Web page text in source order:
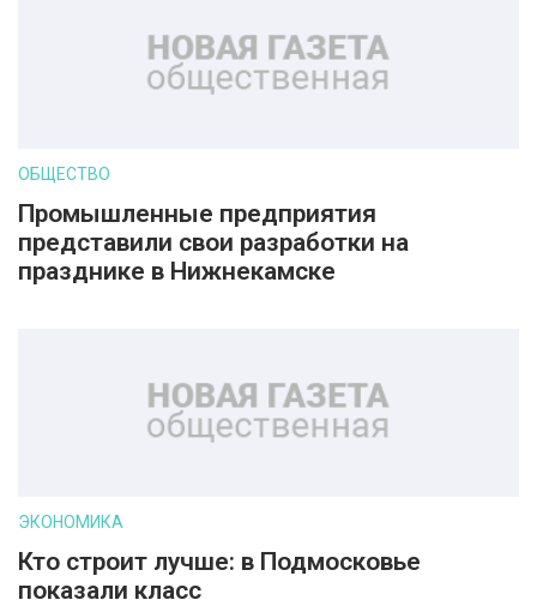
ОБЩЕСТВО
Промышленные предприятия
представили свои разработки на
празднике в Нижнекамске
ЭКОНОМИКА
Кто строит лучше: в Подмосковье
показали класс